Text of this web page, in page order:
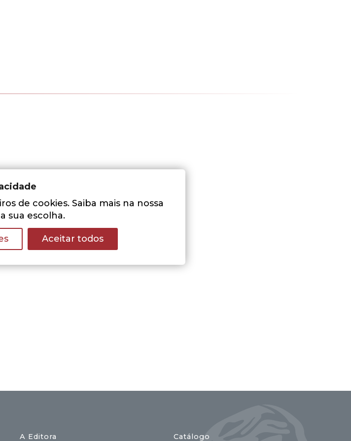
A Editora Catálogo
de cookies. Saiba mais na nossa
sua escolha.
Aceitar todos